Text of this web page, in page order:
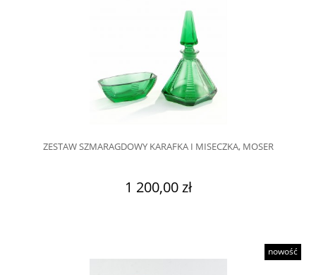
ZESTAW SZMARAGDOWY KARAFKA I MISECZKA, MOSER
1 200,00 zł
nowość